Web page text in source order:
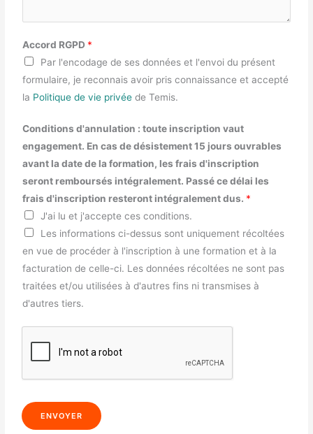
Accord RGPD *
Par l'encodage de ses données et l'envoi du présent
formulaire, je reconnais avoir pris connaissance et accepté
la Politique de vie privée de Temis.
Conditions d'annulation : toute inscription vaut
engagement. En cas de désistement 15 jours ouvrables
avant la date de la formation, les frais d'inscription
seront remboursés intégralement. Passé ce délai les
frais d'inscription resteront intégralement dus. *
J'ai lu et j'accepte ces conditions.
Les informations ci-dessus sont uniquement récoltées
en vue de procéder à l'inscription à une formation et à la
facturation de celle-ci. Les données récoltées ne sont pas
traitées et/ou utilisées à d'autres fins ni transmises à
d'autres tiers.
ENVOYER